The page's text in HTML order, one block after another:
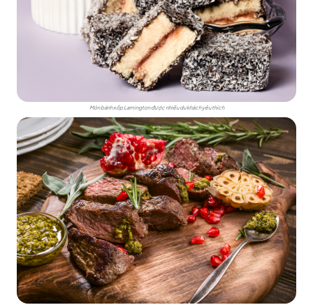
Món bánh xốp Lamington được nhiều du khách yêu thích